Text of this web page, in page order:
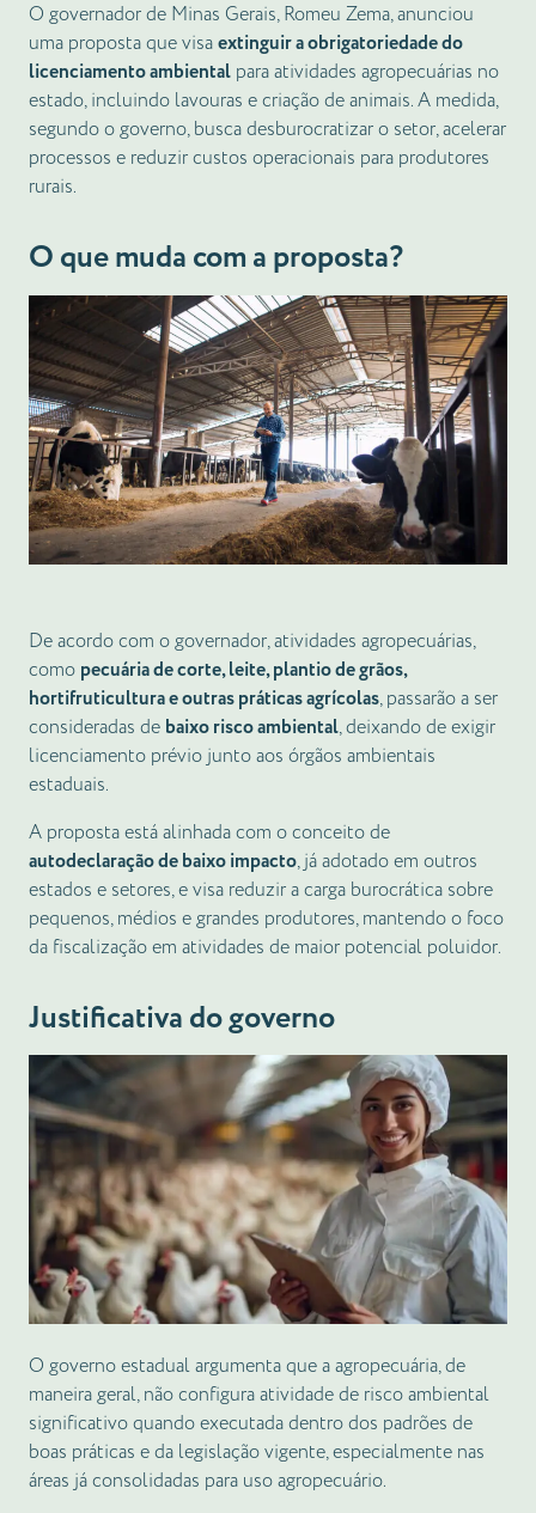
O governador de Minas Gerais, Romeu Zema, anunciou
uma proposta que visaextinguir a obrigatoriedade do
licenciamento ambiental para atividades agropecuárias no
estado, incluindo lavouras e criação de animais. A medida,
segundo o governo, busca desburocratizar o setor, acelerar
processos e reduzir custos operacionais para produtores
rurais.
O que muda com a proposta?
De acordo com o governador, atividades agropecuárias,
como pecuária de corte, leite, plantio de grãos,
hortifruticultura e outras práticas agrícolas, passarão a ser
consideradas de baixo risco ambiental, deixando de exigir
licenciamento prévio junto aos órgãos ambientais
estaduais.
A proposta está alinhada com o conceito de
autodeclaração de baixo impacto, já adotado em outros
estados e setores, e visa reduzir a carga burocrática sobre
pequenos, médios e grandes produtores, mantendo o foco
da fiscalização em atividades de maior potencial poluidor.
Justificativa do governo
O governo estadual argumenta que a agropecuária, de
maneira geral, não configura atividade de risco ambiental
significativo quando executada dentro dos padrões de
boas práticas e da legislação vigente, especialmente nas
áreas já consolidadas para uso agropecuário.